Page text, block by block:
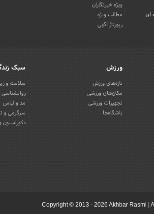
ای
ویژه خبرنگاران
مطالب ویژه
رپورتاژ آگهی
ورزش
تازه‌های ورزش
مکان‌های ورزشی
تجهیزات ورزشی
باشگاه‌ها
سبک
سلامت و
مد و لباس
سرگرمی و
دکوراسیون
Copyright © 2013 - 2026 Akhbar Rasmi